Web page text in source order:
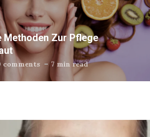
Methoden Zur Pflege
comments 7 min read